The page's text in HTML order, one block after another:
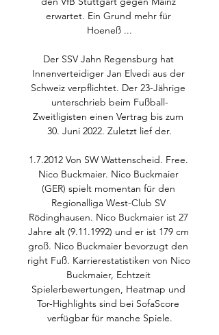
erwartet. Ein Grund mehr für
Hoeneß ...
Der SSV Jahn Regensburg hat
Innenverteidiger Jan Elvedi aus der
Schweiz verpflichtet. Der 23-Jährige
unterschrieb beim Fußball-
Zweitligisten einen Vertrag bis zum
30. Juni 2022. Zuletzt lief der.
1.7.2012 Von SW Wattenscheid. Free.
Nico Buckmaier. Nico Buckmaier
(GER) spielt momentan für den
Regionalliga West-Club SV
Rödinghausen. Nico Buckmaier ist 27
Jahre alt (9.11.1992) und er ist 179 cm
groß. Nico Buckmaier bevorzugt den
right Fuß. Karrierestatistiken von Nico
Buckmaier, Echtzeit
Spielerbewertungen, Heatmap und
Tor-Highlights sind bei SofaScore
verfügbar für manche Spiele.